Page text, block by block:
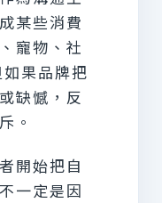
某些消費
寵物、社
果品牌把
缺憾，反
。
開始把自
一定是因